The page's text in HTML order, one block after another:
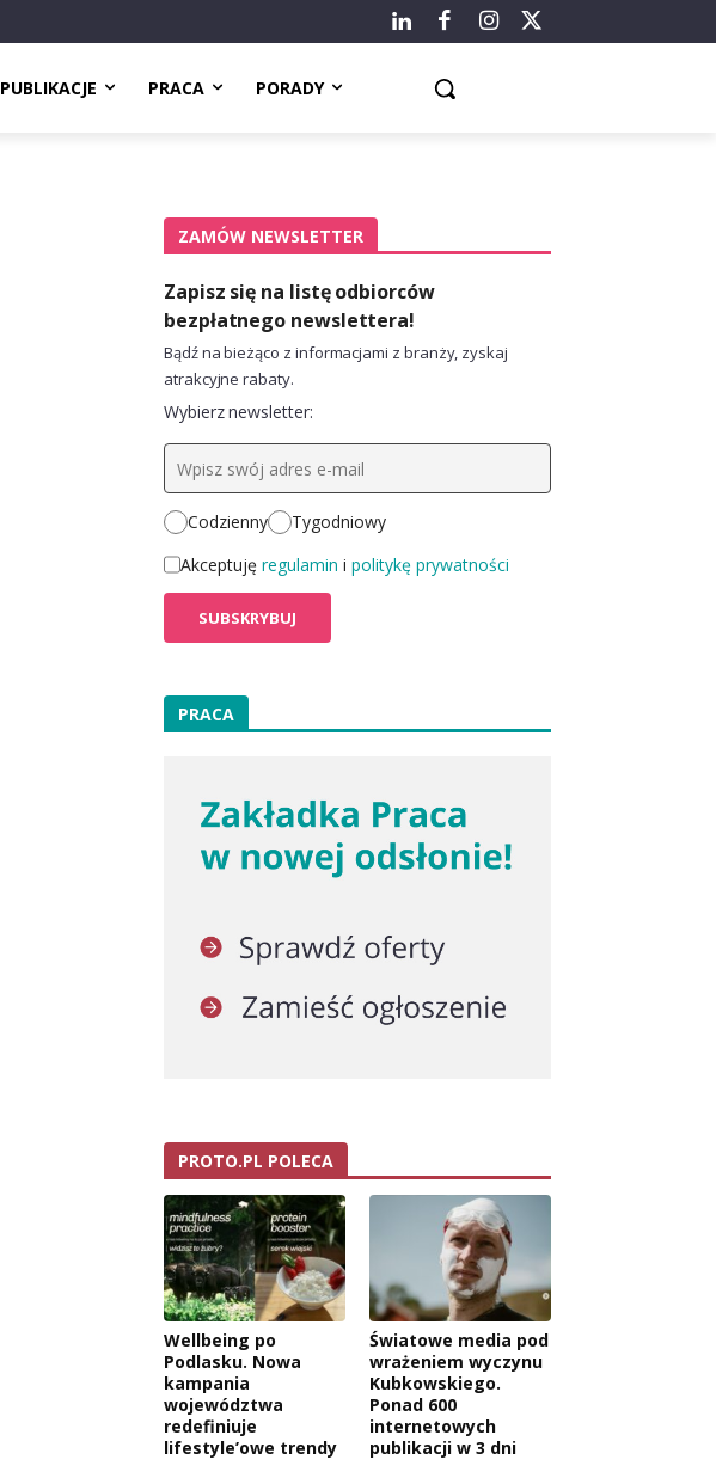
PUBLIKACJE PRACA PORADY
ZAMÓW NEWSLETTER
Zapisz się na listę odbiorców
bezpłatnego newslettera!
Bądź na bieżąco z informacjami z branży, zyskaj
atrakcyjne rabaty.
Wybierz newsletter:
Codzienny
Tygodniowy
Akceptuję regulamin i politykę prywatności
PRACA
PROTO.PL POLECA
Wellbeing po
Podlasku. Nowa
kampania
województwa
redefiniuje
lifestyle’owe trendy
Światowe media pod
wrażeniem wyczynu
Kubkowskiego.
Ponad 600
internetowych
publikacji w 3 dni